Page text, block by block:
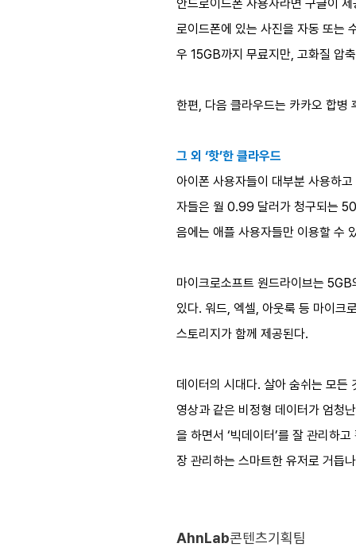
안드로이드폰 사용자라면 구글이
로이드폰에 있는 사진을 자동 또는
우 15GB까지 무료지만, 고화질 압
한편, 다음 클라우드는 카카오 합병
그 외 ‘핫’한 클라우드
아이폰 사용자들이 대부분 사용하
자들은 월 0.99 달러가 청구되는
음에는 애플 사용자들만 이용할 수
마이크로소프트 원드라이브는
있다. 워드, 엑셀, 아웃룩 등 마이크
스토리지가 함께 제공된다.
데이터의 시대다. 살아 숨쉬는 모든
영상과 같은 비정형 데이터가 엄청
을 하면서 ‘빅데이터’를 잘 관리하
장 관리하는 스마트한 유저로 거듭
AhnLab콘텐츠기획팀